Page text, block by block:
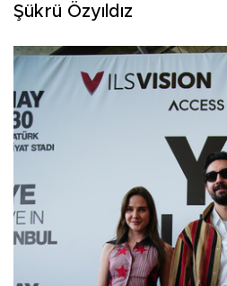
Şükrü Özyıldız